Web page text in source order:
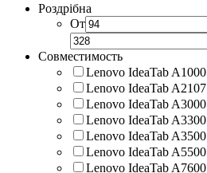
Роздрібна
От
Совместимость
Lenovo IdeaTab A1000
Lenovo IdeaTab A2107
Lenovo IdeaTab A3000
Lenovo IdeaTab A3300
Lenovo IdeaTab A3500
Lenovo IdeaTab A5500
Lenovo IdeaTab A7600